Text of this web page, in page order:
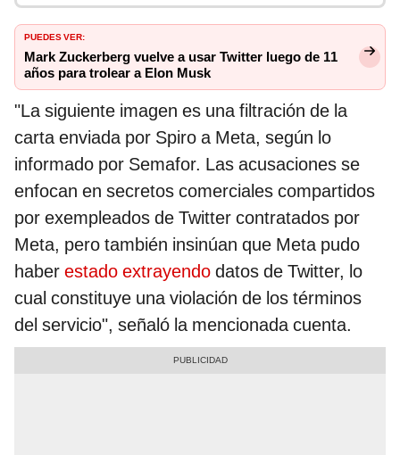
PUEDES VER:
Mark Zuckerberg vuelve a usar Twitter luego de 11
años para trolear a Elon Musk
"La siguiente imagen es una filtración de la
carta enviada por Spiro a Meta, según lo
informado por Semafor. Las acusaciones se
enfocan en secretos comerciales compartidos
por exempleados de Twitter contratados por
Meta, pero también insinúan que Meta pudo
haber estado extrayendo datos de Twitter, lo
cual constituye una violación de los términos
del servicio", señaló la mencionada cuenta.